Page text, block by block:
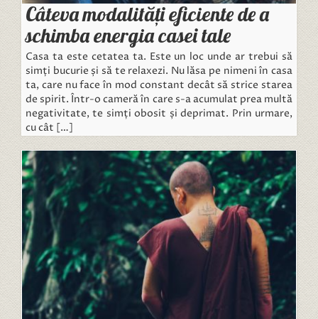
Câteva modalități eficiente de a
schimba energia casei tale
Casa ta este cetatea ta. Este un loc unde ar trebui să
simți bucurie și să te relaxezi. Nu lăsa pe nimeni în casa
ta, care nu face în mod constant decât să strice starea
de spirit. Într-o cameră în care s-a acumulat prea multă
negativitate, te simți obosit și deprimat. Prin urmare,
cu cât […]